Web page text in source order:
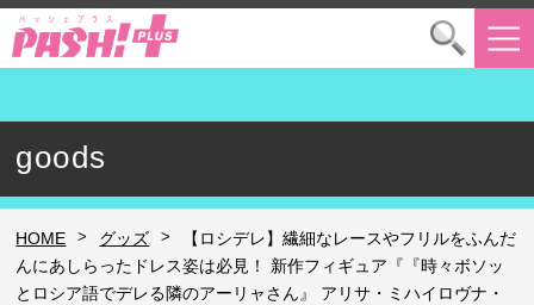
goods
HOME > グッズ >
【ロシデレ】繊細なレースやフリルをふんだ
んにあしらったドレス姿は必見！ 新作フィギュア『『時々ボソッ
とロシア語でデレる隣のアーリャさん』 アリサ・ミハイロヴナ・